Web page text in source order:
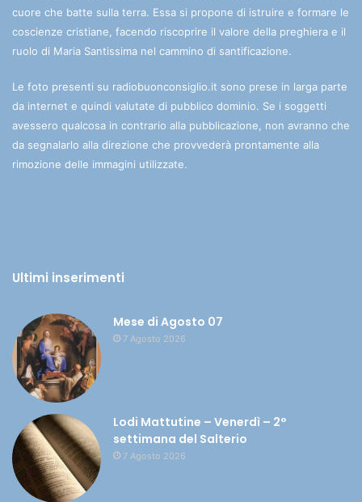
cuore che batte sulla terra. Essa si propone di istruire e formare le
coscienze cristiane, facendo riscoprire il valore della preghiera e il
ruolo di Maria Santissima nel cammino di santificazione.
Le foto presenti su radiobuonconsiglio.it sono prese in larga parte
da internet e quindi valutate di pubblico dominio. Se i soggetti
avessero qualcosa in contrario alla pubblicazione, non avranno che
da segnalarlo alla direzione che provvederà prontamente alla
rimozione delle immagini utilizzate.
Ultimi inserimenti
Mese di Agosto 07
7 Agosto 2026
Lodi Mattutine – Venerdì – 2°
settimana del Salterio
7 Agosto 2026